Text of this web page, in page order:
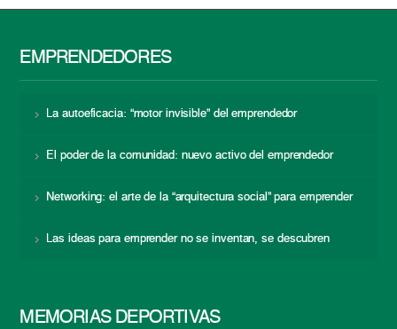
EMPRENDEDORES
La autoeficacia: “motor invisible” del emprendedor
El poder de la comunidad: nuevo activo del emprendedor
Networking: el arte de la “arquitectura social” para emprender
Las ideas para emprender no se inventan, se descubren
MEMORIAS DEPORTIVAS